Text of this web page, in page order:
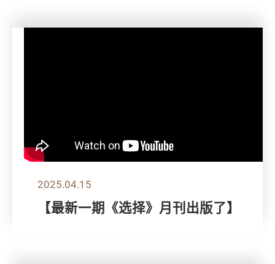
2025.04.15
【最新一期《选择》月刊出版了】